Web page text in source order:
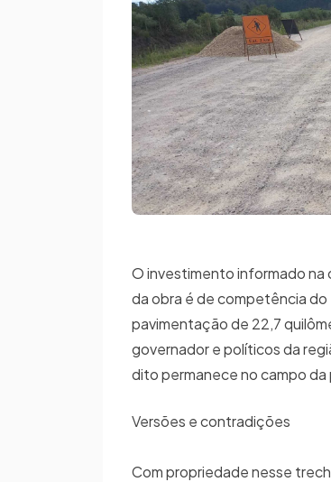
O investimento informado na
da obra é de competência
pavimentação de 22,7
governador e políticos da
dito permanece no campo da
Versões e contradições
Com propriedade nesse